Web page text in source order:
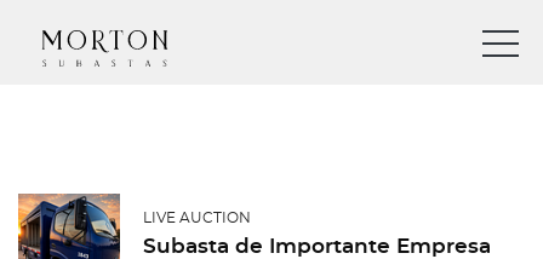
LIVE AUCTION
Subasta de Importante Empresa